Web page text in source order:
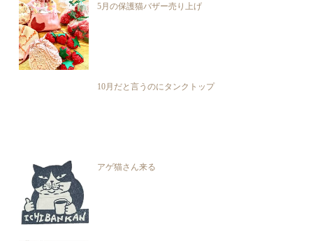
5月の保護猫バザー売り上げ
10月だと言うのにタンクトップ
アゲ猫さん来る